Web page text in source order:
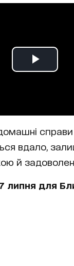
справи
вдало,
й
липня для